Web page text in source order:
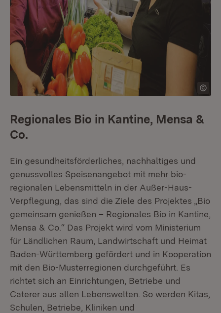
Regionales Bio in Kantine, Mensa &
Co.
Ein gesundheitsförderliches, nachhaltiges und
genussvolles Speisenangebot mit mehr bio-
regionalen Lebensmitteln in der Außer-Haus-
Verpflegung, das sind die Ziele des Projektes „Bio
gemeinsam genießen – Regionales Bio in Kantine,
Mensa & Co.“ Das Projekt wird vom Ministerium
für Ländlichen Raum, Landwirtschaft und Heimat
Baden-Württemberg gefördert und in Kooperation
mit den Bio-Musterregionen durchgeführt. Es
richtet sich an Einrichtungen, Betriebe und
Caterer aus allen Lebenswelten. So werden Kitas,
Schulen, Betriebe, Kliniken und